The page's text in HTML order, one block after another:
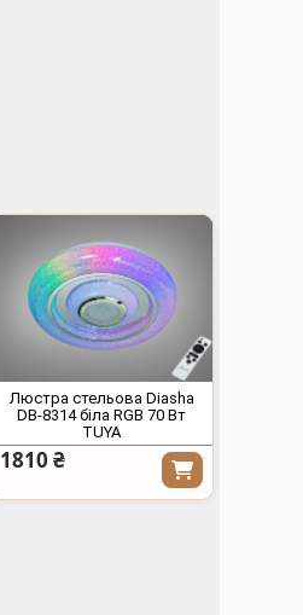
Люстра стельова Diasha
DB-8314 біла RGB 70 Вт
TUYA
1810 ₴